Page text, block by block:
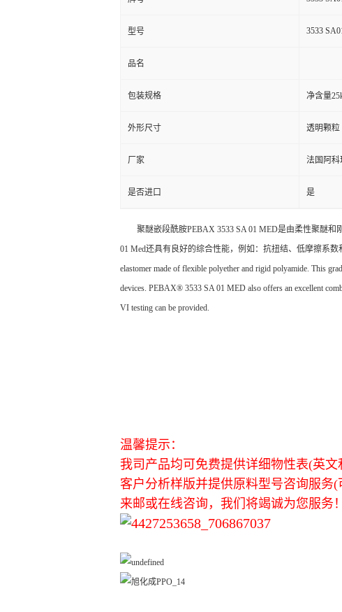
型号 3533
品名
包装规格 净含量
外形尺寸 透明颗粒
厂家 法国阿科
是否进口 是
聚醚嵌段酰胺PEBAX 3533 SA 01 MED是由柔性聚醚和
01 Med还具有良好的综合性能，例如：抗扭结、低摩擦系数
elastomer made of flexible polyether and rigid polyamide. This
devices. PEBAX® 3533 SA 01 MED also offers an excellent
VI testing can be provided.
温馨提示：
我司产品均可免费提供详细物性表(英
客户分析样版并提供原料型号咨询服务
来邮或在线咨询，我们将竭诚为您服务！